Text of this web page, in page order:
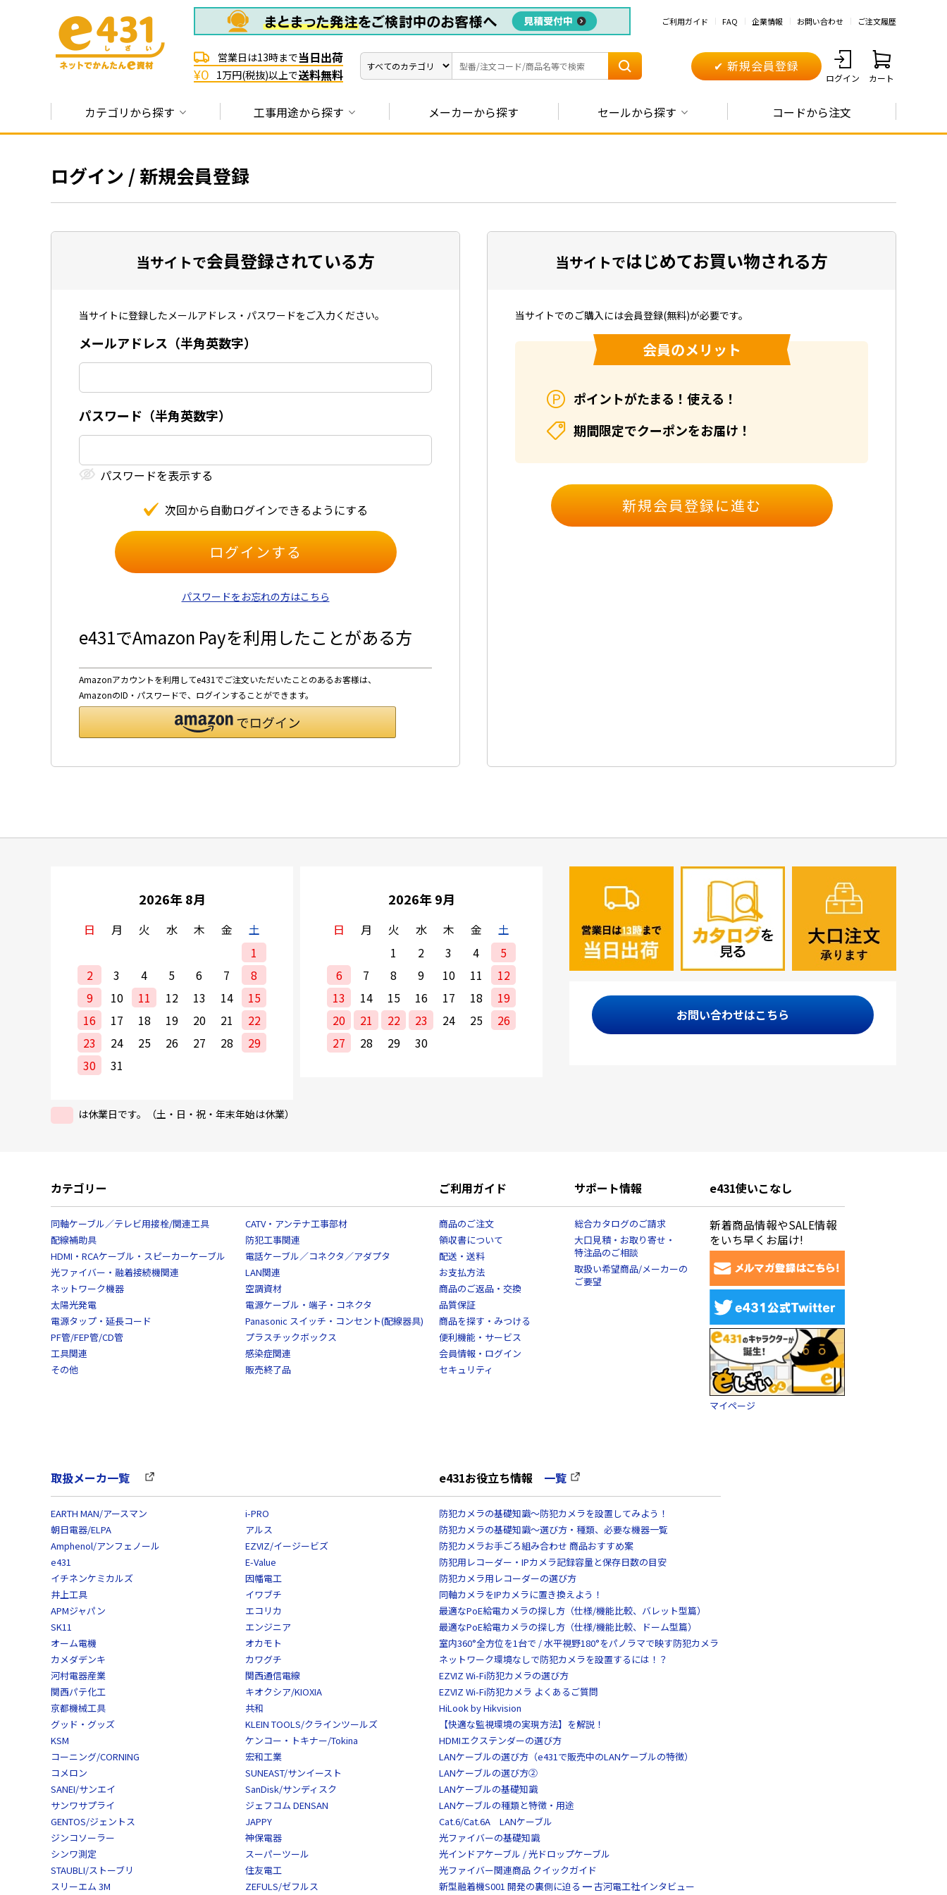
ご利用ガイド FAQ 企業情報 お問い合わせ ご注文履歴
営業日は13時まで当日出荷
¥0 1万円(税抜)以上で送料無料
✔ 新規会員登録
ログイン カート
カテゴリから探す 工事用途から探す メーカーから探す セールから探す コードから注文
ログイン / 新規会員登録
当サイトで会員登録されている方
当サイトに登録したメールアドレス・パスワードをご入力ください。
メールアドレス（半⾓英数字）
パスワード（半⾓英数字）
パスワードを表⽰する
次回から⾃動ログインできるようにする
パスワードをお忘れの方はこちら
e431でAmazon Payを利用したことがある方
Amazonアカウントを利用してe431でご注文いただいたことのあるお客様は、
AmazonのID・パスワードで、ログインすることができます。
当サイトではじめてお買い物される方
当サイトでのご購入には会員登録(無料)が必要です。
会員のメリット
ポイントがたまる！使える！
期間限定でクーポンをお届け！
2026年 8月
日 月 火 水 木 金
土
1
2
3 4 5 6 7
8
9
10 11 12 13 14
15
16
17 18 19 20 21
22
23
24 25 26 27 28
29
30
31
2026年 9月
日 月 火 水 木 金
土
1
2 3 4
5
6
7 8 9 10 11
12
13
14 15 16 17 18
19
20
21 22 23 24 25
26
27
28 29 30
は休業日です。（土・日・祝・年末年始は休業）
お問い合わせはこちら
カテゴリー
同軸ケーブル／テレビ用接栓/関連工具
CATV・アンテナ工事部材
配線補助具
防犯工事関連
HDMI・RCAケーブル・スピーカーケーブル
電話ケーブル／コネクタ／アダプタ
光ファイバー・融着接続機関連
LAN関連
ネットワーク機器
空調資材
太陽光発電
電源ケーブル・端子・コネクタ
電源タップ・延長コード
Panasonic スイッチ・コンセント(配線器具)
PF管/FEP管/CD管
プラスチックボックス
工具関連
感染症関連
その他
販売終了品
ご利用ガイド
商品のご注文
領収書について
配送・送料
お支払方法
商品のご返品・交換
品質保証
商品を探す・みつける
便利機能・サービス
会員情報・ログイン
セキュリティ
サポート情報
総合カタログのご請求
大口見積・お取り寄せ・
特注品のご相談
取扱い希望商品/メーカーの
ご要望
e431使いこなし
新着商品情報やSALE情報
をいち早くお届け!
マイページ
取扱メーカ一覧
EARTH MAN/アースマン
i-PRO
朝日電器/ELPA
アルス
Amphenol/アンフェノール
EZVIZ/イージービズ
e431
E-Value
イチネンケミカルズ
因幡電工
井上工具
イワブチ
APMジャパン
エコリカ
SK11
エンジニア
オーム電機
オカモト
カメダデンキ
カワグチ
河村電器産業
関西通信電線
関西パテ化工
キオクシア/KIOXIA
京都機械工具
共和
グッド・グッズ
KLEIN TOOLS/クラインツールズ
KSM
ケンコー・トキナー/Tokina
コーニング/CORNING
宏和工業
コメロン
SUNEAST/サンイースト
SANEI/サンエイ
SanDisk/サンディスク
サンワサプライ
ジェフコム DENSAN
GENTOS/ジェントス
JAPPY
ジンコソーラー
神保電器
シンワ測定
スーパーツール
STAUBLI/ストーブリ
住友電工
スリーエム 3M
ZEFULS/ゼフルス
e431お役立ち情報 一覧
防犯カメラの基礎知識～防犯カメラを設置してみよう！
防犯カメラの基礎知識～選び方・種類、必要な機器一覧
防犯カメラお手ごろ組み合わせ 商品おすすめ案
防犯用レコーダー・IPカメラ記録容量と保存日数の目安
防犯カメラ用レコーダーの選び方
同軸カメラをIPカメラに置き換えよう！
最適なPoE給電カメラの探し方（仕様/機能比較、バレット型篇）
最適なPoE給電カメラの探し方（仕様/機能比較、ドーム型篇）
室内360°全方位を1台で / 水平視野180°をパノラマで映す防犯カメラ
ネットワーク環境なしで防犯カメラを設置するには！？
EZVIZ Wi-Fi防犯カメラの選び方
EZVIZ Wi-Fi防犯カメラ よくあるご質問
HiLook by Hikvision
【快適な監視環境の実現方法】を解説！
HDMIエクステンダーの選び方
LANケーブルの選び方（e431で販売中のLANケーブルの特徴）
LANケーブルの選び方②
LANケーブルの基礎知識
LANケーブルの種類と特徴・用途
Cat.6/Cat.6A LANケーブル
光ファイバーの基礎知識
光インドアケーブル / 光ドロップケーブル
光ファイバー関連商品 クイックガイド
新型融着機S001 開発の裏側に迫る ━ 古河電工社インタビュー